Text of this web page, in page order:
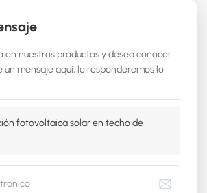
en nuestros productos y desea conocer
un mensaje aquí, le responderemos lo
fotovoltaica solar en techo de